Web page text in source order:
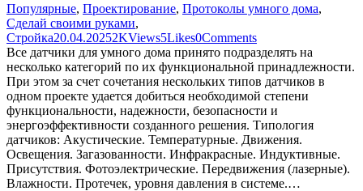
Популярные, Проектирование, Протоколы умного дома,
Сделай своими руками,
Стройка20.04.20252KViews5Likes0Comments
Все датчики для умного дома принято подразделять на
несколько категорий по их функциональной принадлежности.
При этом за счет сочетания нескольких типов датчиков в
одном проекте удается добиться необходимой степени
функциональности, надежности, безопасности и
энергоэффективности созданного решения. Типология
датчиков: Акустические. Температурные. Движения.
Освещения. Загазованности. Инфракрасные. Индуктивные.
Присутствия. Фотоэлектрические. Передвижения (лазерные).
Влажности. Протечек, уровня давления в системе.…